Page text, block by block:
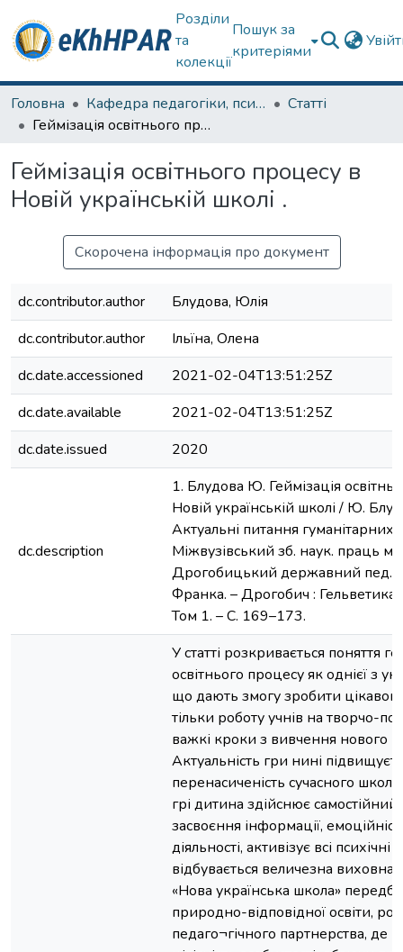
Розділи
та
колекції
Пошук за
критеріями
Головна Кафедра педагогіки, психології, початкової освіти та освітнього менеджменту
Статті
Геймізація освітнього процесу в Новій українській школі .
Геймізація освітнього процесу в
Новій українській школі .
Скорочена інформація про документ
dc.contributor.author
Блудова, Юлія
dc.contributor.author
Ільїна, Олена
dc.date.accessioned
2021-02-04T13:51:25Z
dc.date.available
2021-02-04T13:51:25Z
dc.date.issued
2020
dc.description
1. Блудова Ю. Геймізація
Новій українській школі / Ю.
Актуальні питання гуманітарних
Міжвузівський зб. наук. праць
Дрогобицький державний пед.
Франка. – Дрогобич :
Том 1. – С. 169–173.
У статті розкривається поняття
освітнього процесу як однієї з
що дають змогу зробити
тільки роботу учнів на творчо-
важкі кроки з вивчення нового
Актуальність гри нині
перенасиченість сучасного
грі дитина здійснює
засвоєння інформації,
діяльності, активізує всі
відбувається величезна
«Нова українська школа»
природно-відповідної освіти,
педаго¬гічного партнерства, де